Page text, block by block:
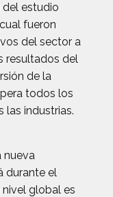
del estudio
fueron
del sector a
resultados del
de la
todos los
industrias.
nueva
durante el
global es